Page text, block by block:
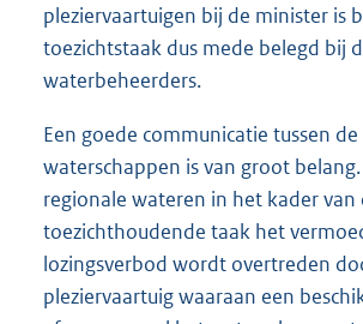
pleziervaartuigen bij de minister is
toezichtstaak dus mede belegd bij
waterbeheerders.
Een goede communicatie tussen
waterschappen is van groot
regionale wateren in het kader van
toezichthoudende taak het
lozingsverbod wordt overtreden
pleziervaartuig waaraan een